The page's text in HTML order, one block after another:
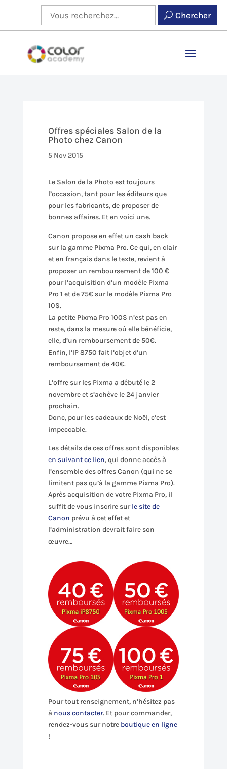
Chercher
Offres spéciales Salon de la
Photo chez Canon
5 Nov 2015
Le Salon de la Photo est toujours
l’occasion, tant pour les éditeurs que
pour les fabricants, de proposer de
bonnes affaires. Et en voici une.
Canon propose en effet un cash back
sur la gamme Pixma Pro. Ce qui, en clair
et en français dans le texte, revient à
proposer un remboursement de 100 €
pour l’acquisition d’un modèle Pixma
Pro 1 et de 75€ sur le modèle Pixma Pro
10S.
La petite Pixma Pro 100S n’est pas en
reste, dans la mesure où elle bénéficie,
elle, d’un remboursement de 50€.
Enfin, l’IP 8750 fait l’objet d’un
remboursement de 40€.
L’offre sur les Pixma a débuté le 2
novembre et s’achève le 24 janvier
prochain.
Donc, pour les cadeaux de Noël, c’est
impeccable.
Les détails de ces offres sont disponibles
en suivant ce lien, qui donne accès à
l’ensemble des offres Canon (qui ne se
limitent pas qu’à la gamme Pixma Pro).
Après acquisition de votre Pixma Pro, il
suffit de vous inscrire surle site de
Canon prévu à cet effet et
l’administration devrait faire son
œuvre…
Pour tout renseignement, n’hésitez pas
à nous contacter. Et pour commander,
rendez-vous sur notre boutique en ligne
!